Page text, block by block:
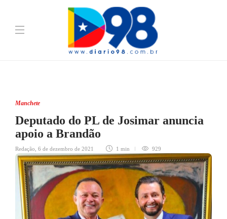
Manchete
Deputado do PL de Josimar anuncia
apoio a Brandão
Redação 6 de dezembro de 2021 1 min 929